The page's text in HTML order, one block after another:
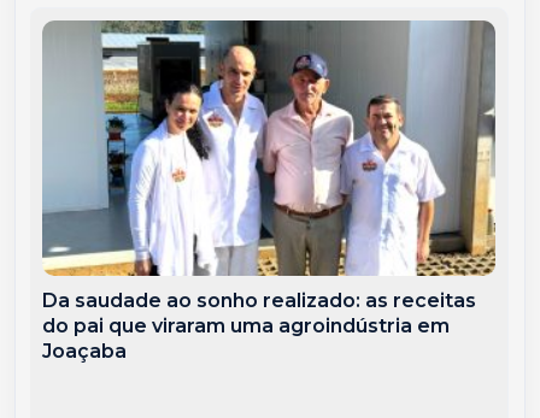
Da saudade ao sonho realizado: as receitas
do pai que viraram uma agroindústria em
Joaçaba